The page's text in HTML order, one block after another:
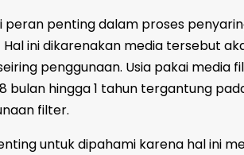
penting dalam proses
ini dikarenakan media tersebut
penggunaan. Usia pakai media
bulan hingga 1 tahun tergantung
filter.
untuk dipahami karena hal ini